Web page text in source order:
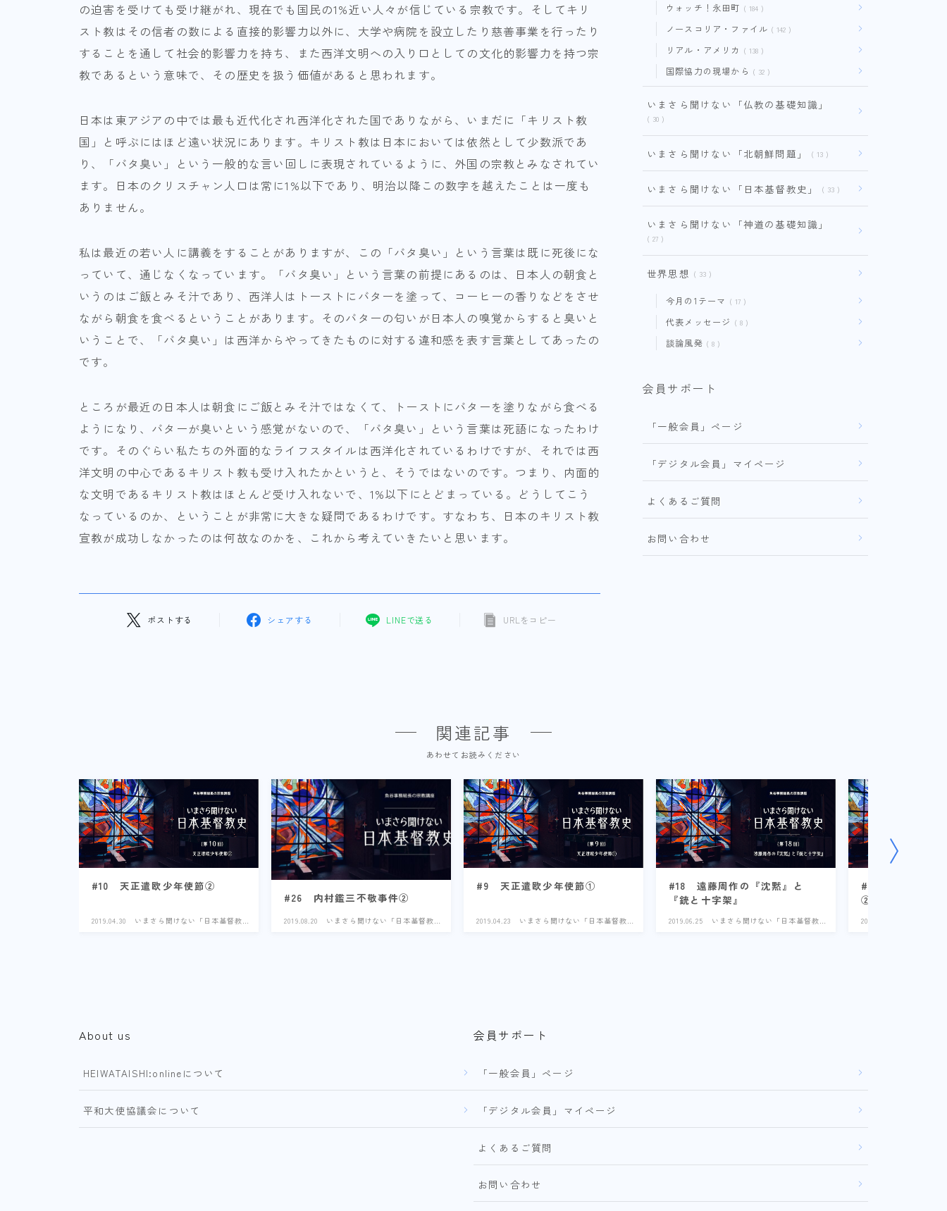
の迫害を受けても受け継がれ、現在でも国民の1%近い人々が信じている宗教です。そしてキリ
スト教はその信者の数による直接的影響力以外に、大学や病院を設立したり慈善事業を行ったり
することを通して社会的影響力を持ち、また西洋文明への入り口としての文化的影響力を持つ宗
教であるという意味で、その歴史を扱う価値があると思われます。
日本は東アジアの中では最も近代化され西洋化された国でありながら、いまだに「キリスト教
国」と呼ぶにはほど遠い状況にあります。キリスト教は日本においては依然として少数派であ
り、「バタ臭い」という一般的な言い回しに表現されているように、外国の宗教とみなされてい
ます。日本のクリスチャン人口は常に1%以下であり、明治以降この数字を越えたことは一度も
ありません。
私は最近の若い人に講義をすることがありますが、この「バタ臭い」という言葉は既に死後にな
っていて、通じなくなっています。「バタ臭い」という言葉の前提にあるのは、日本人の朝食と
いうのはご飯とみそ汁であり、西洋人はトーストにバターを塗って、コーヒーの香りなどをさせ
ながら朝食を食べるということがあります。そのバターの匂いが日本人の嗅覚からすると臭いと
いうことで、「バタ臭い」は西洋からやってきたものに対する違和感を表す言葉としてあったの
です。
ところが最近の日本人は朝食にご飯とみそ汁ではなくて、トーストにバターを塗りながら食べる
ようになり、バターが臭いという感覚がないので、「バタ臭い」という言葉は死語になったわけ
です。そのぐらい私たちの外面的なライフスタイルは西洋化されているわけですが、それでは西
洋文明の中心であるキリスト教も受け入れたかというと、そうではないのです。つまり、内面的
な文明であるキリスト教はほとんど受け入れないで、1%以下にとどまっている。どうしてこう
なっているのか、ということが非常に大きな疑問であるわけです。すなわち、日本のキリスト教
宣教が成功しなかったのは何故なのかを、これから考えていきたいと思います。
ポストする シェアする LINEで送る URLをコピー
ウォッチ！永田町 184
ノースコリア・ファイル 142
リアル・アメリカ 138
国際協力の現場から 32
いまさら聞けない「仏教の基礎知識」
30
いまさら聞けない「北朝鮮問題」 13
いまさら聞けない「日本基督教史」 33
いまさら聞けない「神道の基礎知識」
27
世界思想 33
今月の1テーマ 17
代表メッセージ 8
談論風発 8
会員サポート
「一般会員」ページ
「デジタル会員」マイページ
よくあるご質問
お問い合わせ
関連記事
あわせてお読みください
#10 天正遣欧少年使節②
2019.04.30
いまさら聞けない「日本基督教
#26 内村鑑三不敬事件②
2019.08.20
いまさら聞けない「日本基督教
#9 天正遣欧少年使節①
2019.04.23
いまさら聞けない「日本基督教
#18 遠藤周作の『沈黙』と
『銃と十字架』
2019.06.25
いまさら聞けない「日本基督教
#8 キリスト教
②
2019.04.16
About us
HEIWATAISHI:onlineについて
平和大使協議会について
会員サポート
「一般会員」ページ
「デジタル会員」マイページ
よくあるご質問
お問い合わせ